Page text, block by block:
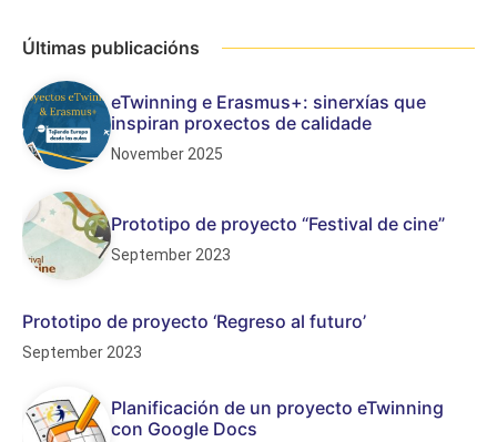
Últimas publicacións
eTwinning e Erasmus+: sinerxías que
inspiran proxectos de calidade
November 2025
Prototipo de proyecto “Festival de cine”
September 2023
Prototipo de proyecto ‘Regreso al futuro’
September 2023
Planificación de un proyecto eTwinning
con Google Docs